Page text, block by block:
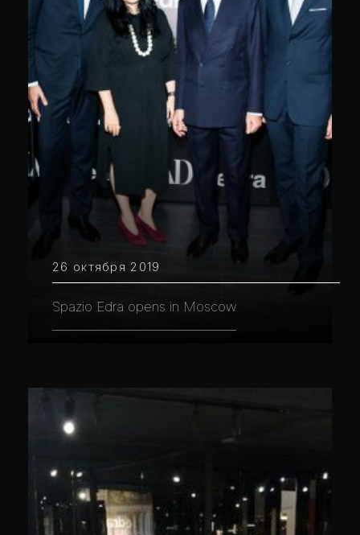
26 октября 2019
Spazio Edra opens in Moscow